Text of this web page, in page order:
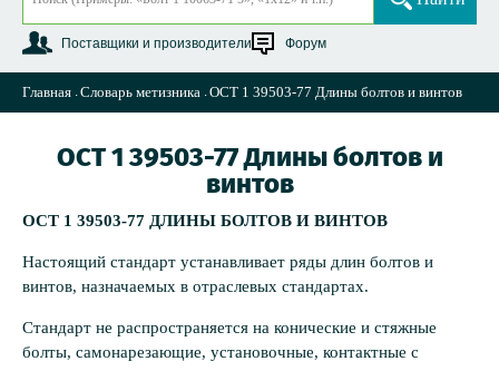
Поставщики и производители Форум
Главная Словарь метизника ОСТ 1 39503-77 Длины болтов и винтов
ОСТ 1 39503-77 Длины болтов и
винтов
ОСТ 1 39503-77 ДЛИНЫ БОЛТОВ И ВИНТОВ
Настоящий стандарт устанавливает ряды длин болтов и
винтов, назначаемых в отраслевых стандартах.
Стандарт не распространяется на конические и стяжные
болты, самонарезающие, установочные, контактные с